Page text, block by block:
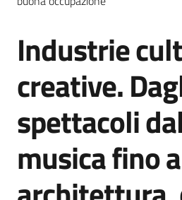
Risorse
Agenzia
di
informazione
e
comunicazione
Salta al contenuto
Industrie
creative.
spettacoli
musica fino